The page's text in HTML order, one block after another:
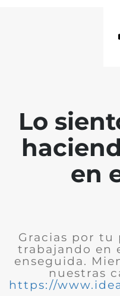
Lo
en
Gracias por tu
trabajando en
enseguida.
nuestras
https://